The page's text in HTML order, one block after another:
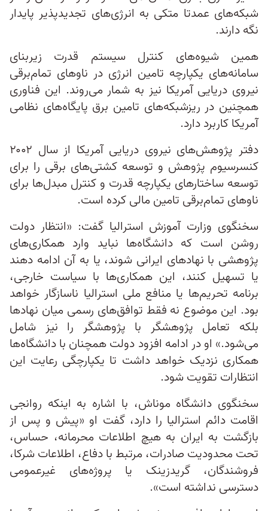
شبکه‌های عمدتا متکی به انرژی‌های تجدیدپذیر پایدار
نگه دارند.
همین شیوه‌های کنترل سیستم قدرت زیربنای
سامانه‌های یکپارچه تامین انرژی در ناوهای تمام‌برقی
نیروی دریایی آمریکا نیز به شمار می‌روند. این فناوری‌
همچنین در ریزشبکه‌های تامین برق پایگاه‌های نظامی
آمریکا کاربرد دارد.
دفتر پژوهش‌های نیروی دریایی آمریکا از سال ۲۰۰۲
کنسرسیوم پژوهش و توسعه کشتی‌های برقی را برای
توسعه ساختارهای یکپارچه قدرت و کنترل مبدل‌ها برای
ناوهای تمام‌برقی تامین مالی کرده است.
سخنگوی وزارت آموزش استرالیا گفت: «انتظار دولت
روشن است که دانشگاه‌ها نباید وارد همکاری‌های
پژوهشی با نهادهای ایرانی شوند، یا به آن ادامه دهند
یا تسهیل کنند، این همکاری‌ها با سیاست خارجی،
برنامه تحریم‌ها یا منافع ملی استرالیا ناسازگار خواهد
بود. این موضوع نه فقط توافق‌های رسمی میان نهادها
بلکه تعامل پژوهشگر با پژوهشگر را نیز شامل
می‌شود.» او در ادامه افزود دولت همچنان با دانشگاه‌ها
همکاری نزدیک خواهد داشت تا یکپارچگی رعایت این
انتظارات تقویت شود.
سخنگوی دانشگاه موناش، با اشاره به اینکه روانجی
اقامت دائم استرالیا را دارد، گفت او «پیش و پس از
بازگشت به ایران به هیچ اطلاعات محرمانه، حساس،
تحت محدودیت صادرات، مرتبط با دفاع، اطلاعات شرکا،
فروشندگان، گریدزینک یا پروژه‌های غیرعمومی
دسترسی نداشته است».